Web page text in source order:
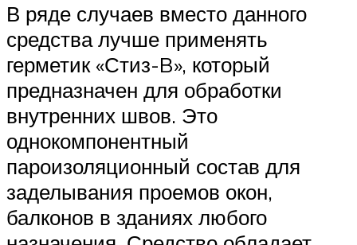
В ряде случаев вместо данного
средства лучше применять
герметик «Стиз-B», который
предназначен для обработки
внутренних швов. Это
однокомпонентный
пароизоляционный состав для
заделывания проемов окон,
балконов в зданиях любого